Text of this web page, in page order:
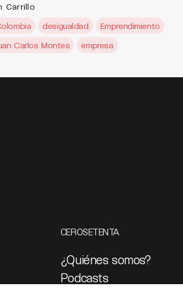
Carrillo
desigualdad
Emprendimiento
Carlos Montes empresa
CEROSETENTA
¿Quiénes somos?
Podcasts